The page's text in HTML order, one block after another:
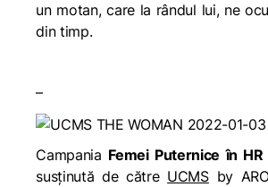
un motan, care la rândul lui, ne
din timp.
–
Campania Femei Puternice în HR
susținută de către UCMS by